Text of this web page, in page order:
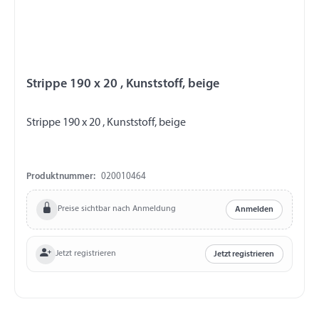
Strippe 190 x 20 , Kunststoff, beige
Strippe 190 x 20 , Kunststoff, beige
Produktnummer: 020010464
Preise sichtbar nach Anmeldung Anmelden
Jetzt registrieren Jetzt registrieren